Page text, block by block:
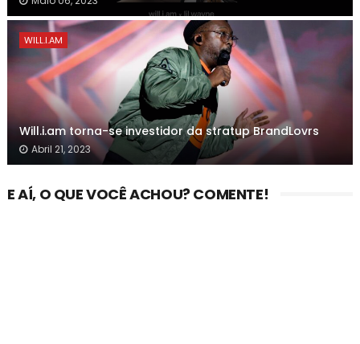
WILL.I.AM
Will.i.am torna-se investidor da stratup BrandLovrs
Abril 21, 2023
E AÍ, O QUE VOCÊ ACHOU? COMENTE!